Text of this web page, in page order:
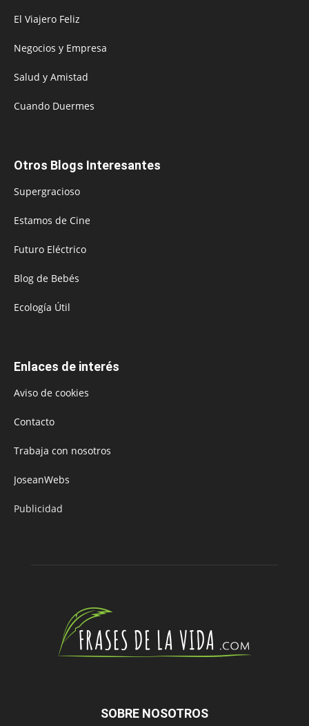
El Viajero Feliz
Negocios y Empresa
Salud y Amistad
Cuando Duermes
Otros Blogs Interesantes
Supergracioso
Estamos de Cine
Futuro Eléctrico
Blog de Bebés
Ecología Útil
Enlaces de interés
Aviso de cookies
Contacto
Trabaja con nosotros
JoseanWebs
Publicidad
SOBRE NOSOTROS